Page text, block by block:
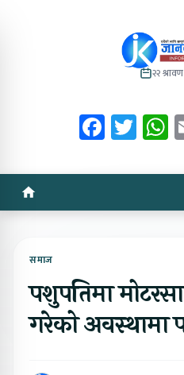
२२
समाज
पशुपतिमा
गरेको अवस्थामा